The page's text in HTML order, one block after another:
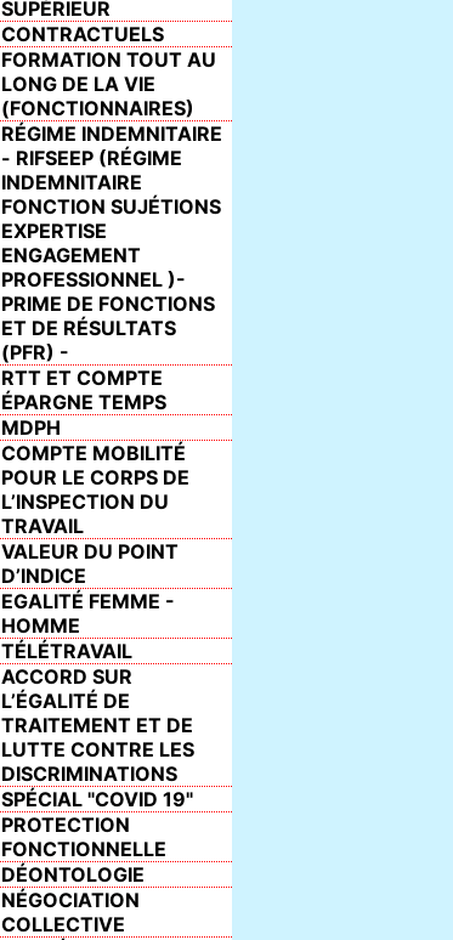
SUPÉRIEUR
CONTRACTUELS
FORMATION TOUT AU
LONG DE LA VIE
(FONCTIONNAIRES)
RÉGIME INDEMNITAIRE
- RIFSEEP (RÉGIME
INDEMNITAIRE
FONCTION SUJÉTIONS
EXPERTISE
ENGAGEMENT
PROFESSIONNEL )-
PRIME DE FONCTIONS
ET DE RÉSULTATS
(PFR) -
RTT ET COMPTE
ÉPARGNE TEMPS
MDPH
COMPTE MOBILITÉ
POUR LE CORPS DE
L’INSPECTION DU
TRAVAIL
VALEUR DU POINT
D’INDICE
EGALITÉ FEMME -
HOMME
TÉLÉTRAVAIL
ACCORD SUR
L’ÉGALITÉ DE
TRAITEMENT ET DE
LUTTE CONTRE LES
DISCRIMINATIONS
SPÉCIAL "COVID 19"
PROTECTION
FONCTIONNELLE
DÉONTOLOGIE
NÉGOCIATION
COLLECTIVE